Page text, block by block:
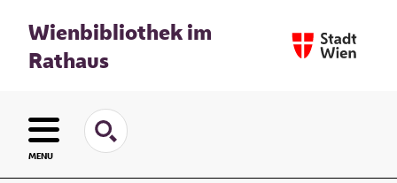
Wienbibliothek im
Rathaus
MENU